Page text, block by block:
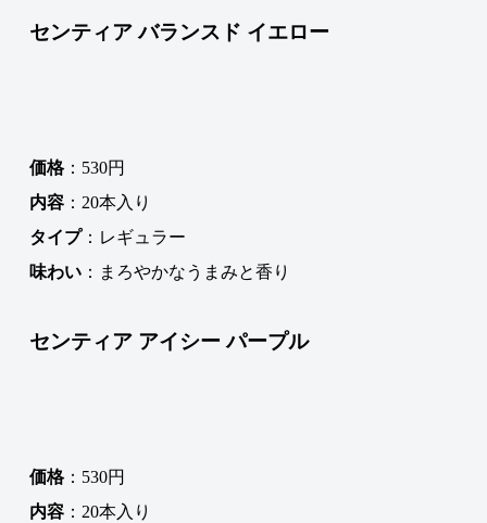
センティア バランスド イエロー
価格：530円
内容 ：20本入り
タイプ：レギュラー
味わい ：まろやかなうまみと香り
センティア アイシー パープル
価格：530円
内容 ：20本入り